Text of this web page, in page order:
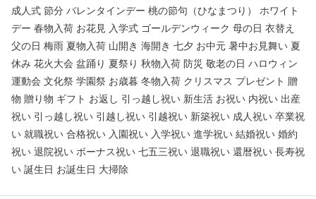
成人式 節分 バレンタインデー 桃の節句（ひなまつり） ホワイト
デー 春物入荷 お花見 入学式 ゴールデンウィーク 母の日 衣替え
父の日 梅雨 夏物入荷 山開き 海開き 七夕 お中元 暑中お見舞い 夏
休み 花火大会 盆踊り 夏祭り 秋物入荷 防災 敬老の日 ハロウィン
運動会 文化祭 学園祭 お歳暮 冬物入荷 クリスマス プレゼント 贈
物 贈り物 ギフト お返し 引っ越し祝い 新生活 お祝い 内祝い 出産
祝い 引っ越し祝い 引越し祝い 引越祝い 新築祝い 成人祝い 卒業祝
い 就職祝い 合格祝い 入園祝い 入学祝い 進学祝い 結婚祝い 婚約
祝い 退院祝い ボーナス祝い 七五三祝い 退職祝い 還暦祝い 長寿祝
い 誕生日 お誕生日 大掃除